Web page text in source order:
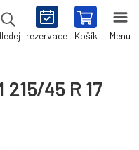
rezervace Košík Menu
45 R 17